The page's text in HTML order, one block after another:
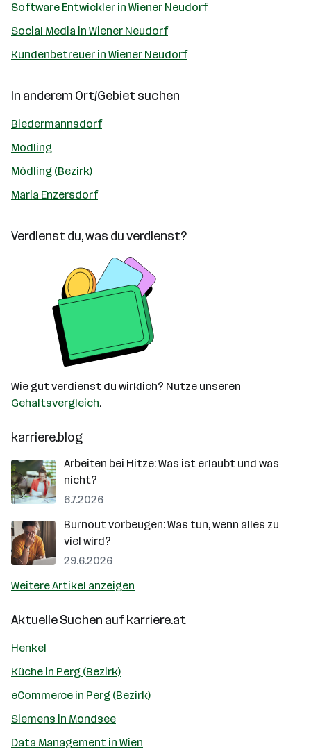
Software Entwickler in Wiener Neudorf
Social Media in Wiener Neudorf
Kundenbetreuer in Wiener Neudorf
In anderem Ort/Gebiet suchen
Biedermannsdorf
Mödling
Mödling (Bezirk)
Maria Enzersdorf
Verdienst du, was du verdienst?
Wie gut verdienst du wirklich? Nutze unseren
Gehaltsvergleich.
karriere.blog
Arbeiten bei Hitze: Was ist erlaubt und was
nicht?
6.7.2026
Burnout vorbeugen: Was tun, wenn alles zu
viel wird?
29.6.2026
Weitere Artikel anzeigen
Aktuelle Suchen aufkarriere.at
Henkel
Küche in Perg (Bezirk)
eCommerce in Perg (Bezirk)
Siemens in Mondsee
Data Management in Wien